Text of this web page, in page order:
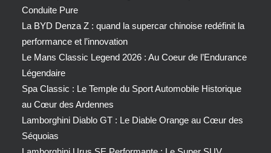
Conduite Pure
La BYD Denza Z : quand la supercar chinoise redéfinit la
performance et l’innovation
Le Mans Classic Legend 2026 : Au Coeur de l’Endurance
Légendaire
Spa Classic : Le Temple du Sport Automobile Historique
au Cœur des Ardennes
Lamborghini Diablo GT : Le Diable Orange au Cœur des
Séquoias